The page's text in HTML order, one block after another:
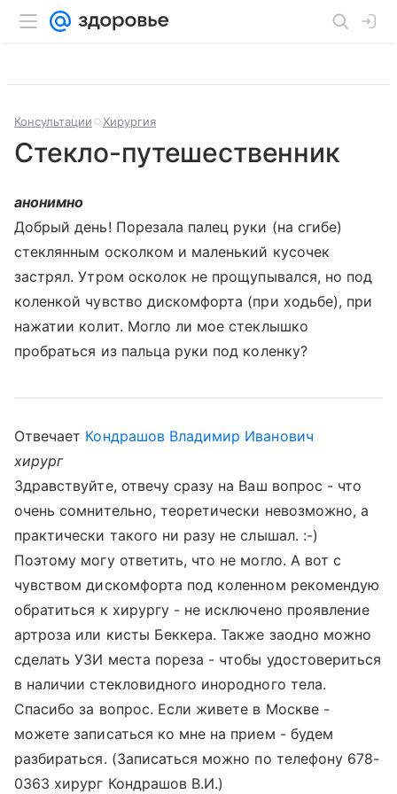
Консультации Хирургия
Стекло-путешественник
анонимно
Добрый день! Порезала палец руки (на сгибе)
стеклянным осколком и маленький кусочек
застрял. Утром осколок не прощупывался, но под
коленкой чувство дискомфорта (при ходьбе), при
нажатии колит. Могло ли мое стеклышко
пробраться из пальца руки под коленку?
Отвечает Кондрашов Владимир Иванович
хирург
Здравствуйте, отвечу сразу на Ваш вопрос - что
очень сомнительно, теоретически невозможно, а
практически такого ни разу не слышал. :-)
Поэтому могу ответить, что не могло. А вот с
чувством дискомфорта под коленном рекомендую
обратиться к хирургу - не исключено проявление
артроза или кисты Беккера. Также заодно можно
сделать УЗИ места пореза - чтобы удостовериться
в наличии стекловидного инородного тела.
Спасибо за вопрос. Если живете в Москве -
можете записаться ко мне на прием - будем
разбираться. (Записаться можно по телефону 678-
0363 хирург Кондрашов В.И.)